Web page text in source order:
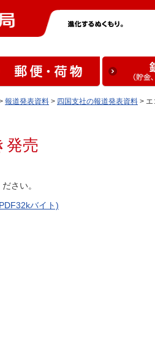
報道発表資料 > 四国支社の報道発表資料 > エ
発売
さい。
バイト)